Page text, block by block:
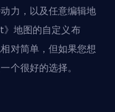
力，以及任意编辑地
地图的自定义布
对简单，但如果您想
个很好的选择。